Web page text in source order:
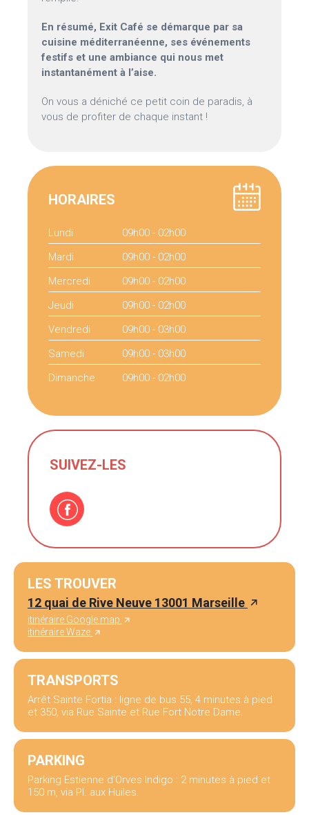
En résumé, Exit Café se démarque par sa
cuisine méditerranéenne, ses événements
festifs et une ambiance qui nous met
instantanément à l’aise.
On vous a déniché ce petit coin de paradis, à
vous de profiter de chaque instant !
HORAIRES
Lundi
09h00 - 02h00
Mardi
09h00 - 02h00
Mercredi
09h00 - 02h00
Jeudi
09h00 - 02h00
Vendredi
09h00 - 03h00
Samedi
09h00 - 03h00
Dimanche
09h00 - 02h00
SUIVEZ-LES
LES TROUVER
12 quai de Rive Neuve 13001 Marseille
itinéraire Google map
itinéraire Waze
TRANSPORTS
Arrêt Sainte Fortia : ligne de bus 55, 4 minutes à pied
et 350, via Rue Sainte et Rue Fort Notre Dame.
PARKING
Parking Estienne d'Orves Indigo : 2 minutes à pied et
150 m, via Pl. aux Huiles.